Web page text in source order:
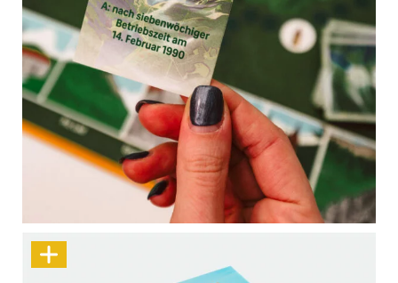
Mit der Rätselrallye durch Graun